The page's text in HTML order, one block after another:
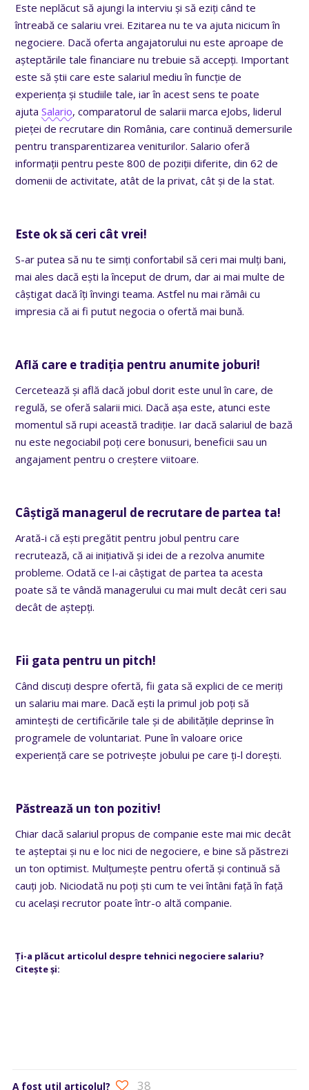
Este neplăcut să ajungi la interviu și să eziți când te
întreabă ce salariu vrei. Ezitarea nu te va ajuta nicicum în
negociere. Dacă oferta angajatorului nu este aproape de
așteptările tale financiare nu trebuie să accepți. Important
este să știi care este salariul mediu în funcție de
experiența și studiile tale, iar în acest sens te poate
ajuta Salario, comparatorul de salarii marca eJobs, liderul
pieței de recrutare din România, care continuă demersurile
pentru transparentizarea veniturilor. Salario oferă
informații pentru peste 800 de poziții diferite, din 62 de
domenii de activitate, atât de la privat, cât și de la stat.
Este ok să ceri cât vrei!
S-ar putea să nu te simți confortabil să ceri mai mulți bani,
mai ales dacă ești la început de drum, dar ai mai multe de
câștigat dacă îți învingi teama. Astfel nu mai rămâi cu
impresia că ai fi putut negocia o ofertă mai bună.
Află care e tradiția pentru anumite joburi!
Cercetează și află dacă jobul dorit este unul în care, de
regulă, se oferă salarii mici. Dacă așa este, atunci este
momentul să rupi această tradiție. Iar dacă salariul de bază
nu este negociabil poți cere bonusuri, beneficii sau un
angajament pentru o creștere viitoare.
Câștigă managerul de recrutare de partea ta!
Arată-i că ești pregătit pentru jobul pentru care
recrutează, că ai inițiativă și idei de a rezolva anumite
probleme. Odată ce l-ai câștigat de partea ta acesta
poate să te vândă managerului cu mai mult decât ceri sau
decât de aștepți.
Fii gata pentru un pitch!
Când discuți despre ofertă, fii gata să explici de ce meriți
un salariu mai mare. Dacă ești la primul job poți să
amintești de certificările tale și de abilitățile deprinse în
programele de voluntariat. Pune în valoare orice
experiență care se potrivește jobului pe care ți-l dorești.
Păstrează un ton pozitiv!
Chiar dacă salariul propus de companie este mai mic decât
te așteptai și nu e loc nici de negociere, e bine să păstrezi
un ton optimist. Mulțumește pentru ofertă și continuă să
cauți job. Niciodată nu poți ști cum te vei întâni față în față
cu același recrutor poate într-o altă companie.
Ți-a plăcut articolul despre tehnici negociere salariu?
Citește și:
A fost util articolul? 38